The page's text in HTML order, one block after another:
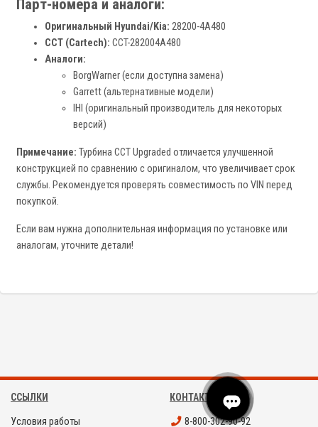
Парт-номера и аналоги:
Оригинальный Hyundai/Kia: 28200-4A480
CCT (Cartech): CCT-282004A480
Аналоги:
BorgWarner (если доступна замена)
Garrett (альтернативные модели)
IHI (оригинальный производитель для некоторых
версий)
Примечание: Турбина CCT Upgraded отличается улучшенной
конструкцией по сравнению с оригиналом, что увеличивает срок
службы. Рекомендуется проверять совместимость по VIN перед
покупкой.
Если вам нужна дополнительная информация по установке или
аналогам, уточните детали!
ССЫЛКИ
Условия работы
КОНТАКТЫ
8-800-302-90-92